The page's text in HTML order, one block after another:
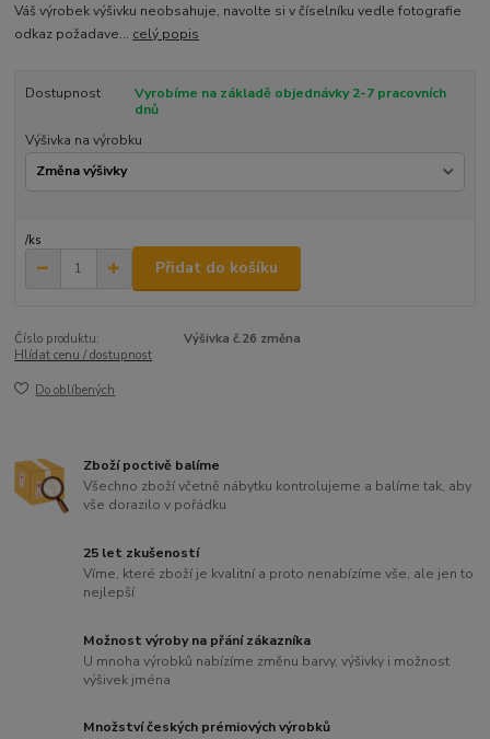
Váš výrobek výšivku neobsahuje, navolte si v číselníku vedle fotografie
odkaz požadave... celý popis
Dostupnost
Vyrobíme na základě objednávky 2-7 pracovních
dnů
Výšivka na výrobku
/ks
Přidat do košíku
Číslo produktu:
Výšivka č.26 změna
Hlídat cenu / dostupnost
Do oblíbených
Zboží poctivě balíme
Všechno zboží včetně nábytku kontrolujeme a balíme tak, aby
vše dorazilo v pořádku
25 let zkušeností
Víme, které zboží je kvalitní a proto nenabízíme vše, ale jen to
nejlepší
Možnost výroby na přání zákazníka
U mnoha výrobků nabízíme změnu barvy, výšivky i možnost
výšivek jména
Množství českých prémiových výrobků